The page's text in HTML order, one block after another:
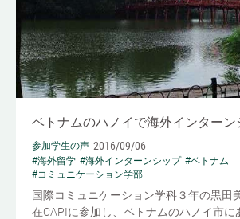
ベトナムのハノイで海外インターン
参加学生の声 2016/09/06
#海外留学 #海外インターンシップ #ベトナム
#コミュニケーション学部
国際コミュニケーション学科３年の黒田
在CAPIに参加し、ベトナムのハノイ市に